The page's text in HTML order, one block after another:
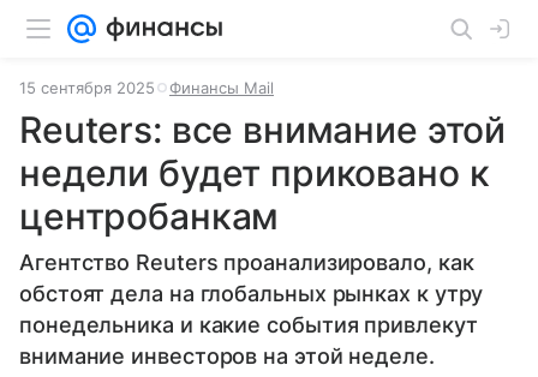
15 сентября 2025 Финансы Mail
Reuters: все внимание этой
недели будет приковано к
центробанкам
Агентство Reuters проанализировало, как
обстоят дела на глобальных рынках к утру
понедельника и какие события привлекут
внимание инвесторов на этой неделе.